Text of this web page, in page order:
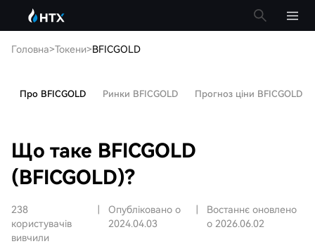
Головна>Токени>BFICGOLD
Про BFICGOLD Ринки BFICGOLD Прогноз ціни BFICGOLD
Що таке BFICGOLD
(BFICGOLD)?
238
користувачів
вивчили
Опубліковано о
2024.04.03
Востаннє оновлено
о 2026.06.02